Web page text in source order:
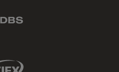
Sciex Link